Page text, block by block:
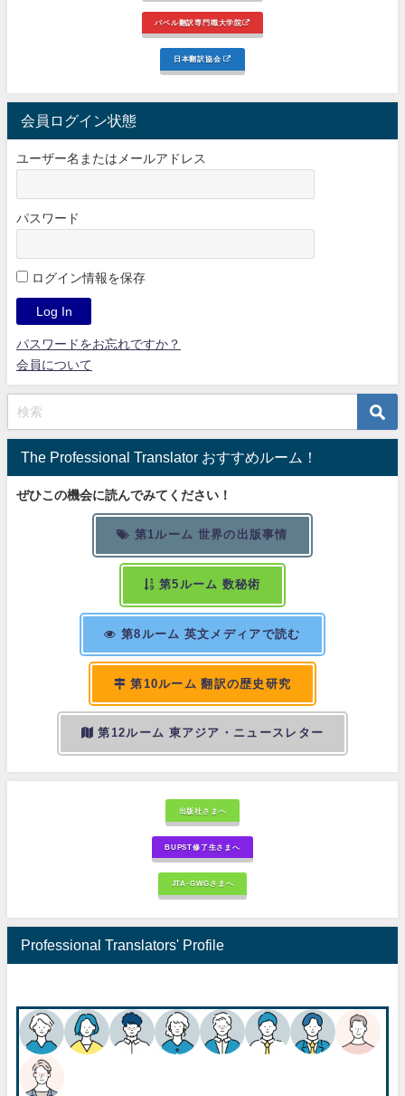
バベル翻訳専門職大学院
日本翻訳協会
会員ログイン状態
ユーザー名またはメールアドレス
パスワード
ログイン情報を保存
パスワードをお忘れですか？
会員について
The Professional Translator おすすめルーム！
ぜひこの機会に読んでみてください！
第1ルーム 世界の出版事情
第5ルーム 数秘術
第8ルーム 英文メディアで読む
第10ルーム 翻訳の歴史研究
第12ルーム 東アジア・ニュースレター
出版社さまへ
BUPST修了生さまへ
JTA-GWGさまへ
Professional Translators' Profile